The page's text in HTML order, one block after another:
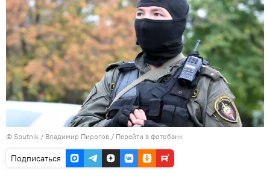
© Sputnik / Владимир Пирогов / Перейти в фотобанк
Подписаться